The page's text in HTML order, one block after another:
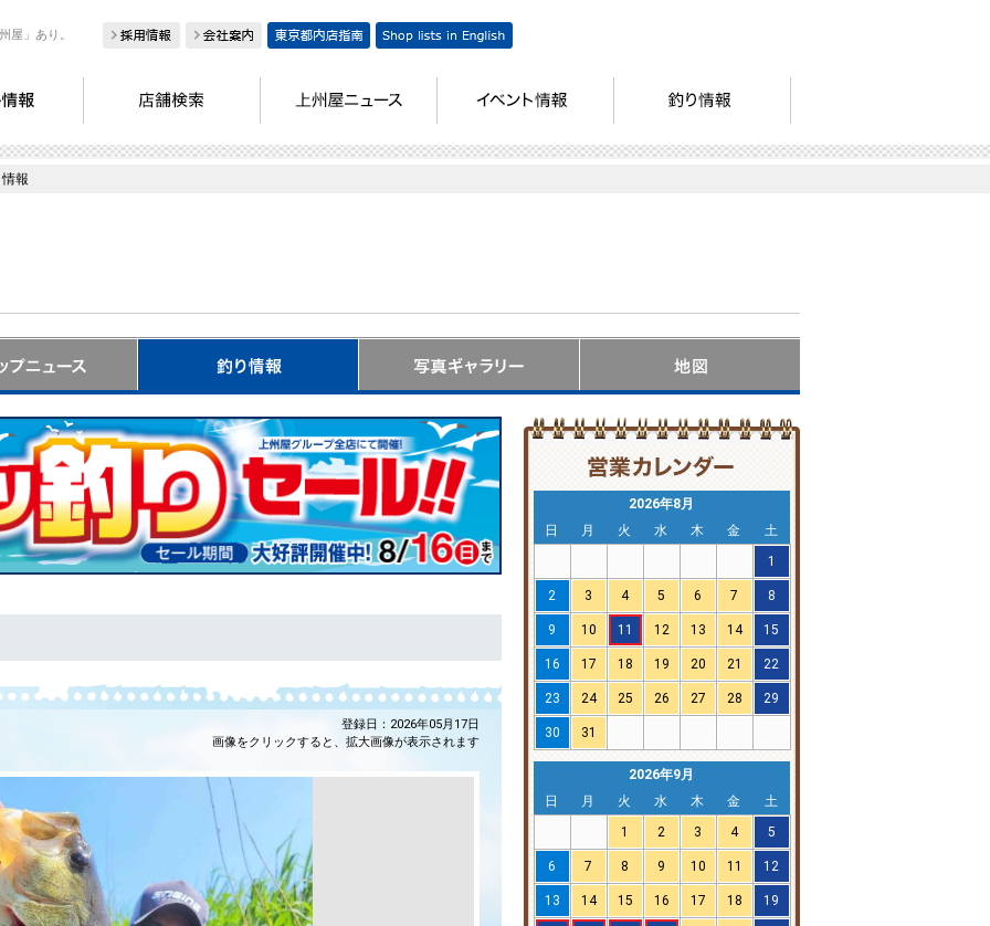
屋」あり。
報
登録日：2026年05月17日
画像をクリックすると、拡大画像が表示されます
2026年8月
日
月 火 水 木 金
土
1
2 3 4 5 6 7 8
9 10 11 12 13 14 15
16 17 18 19 20 21 22
23 24 25 26 27 28 29
30 31
2026年9月
日
月 火 水 木 金
土
1
2 3 4 5
6 7 8 9 10 11 12
13 14 15 16 17 18 19